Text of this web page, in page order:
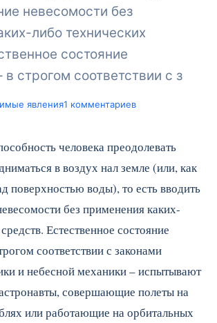
невесомости без
либо технических
состояние
строгом соответствии с з
явления1 комментариев
человека преодолевать
в воздух нал земле (или, как
поверхностью воды), то есть вводить
без применения каких-
Естественное состояние
соответствии с законами
и небесной механики – испытывают
совершающие полеты на
или работающие на орбитальных